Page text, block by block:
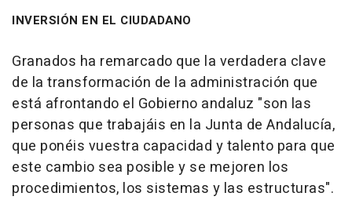
INVERSIÓN EN EL CIUDADANO
Granados ha remarcado que la verdadera clave
de la transformación de la administración que
está afrontando el Gobierno andaluz "son las
personas que trabajáis en la Junta de Andalucía,
que ponéis vuestra capacidad y talento para que
este cambio sea posible y se mejoren los
procedimientos, los sistemas y las estructuras".